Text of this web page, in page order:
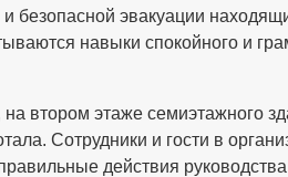
и безопасной эвакуации
навыки спокойного и
втором этаже семиэтажного
Сотрудники и гости в
действия